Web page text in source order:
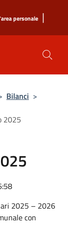
personale |
Bilanci >
2025
2025 – 2026
con